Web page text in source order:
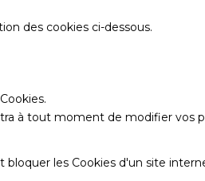
des cookies ci-dessous.
à tout moment de modifier vos
les Cookies d'un site